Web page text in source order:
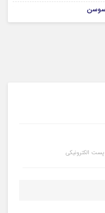
پست الکترونیکی